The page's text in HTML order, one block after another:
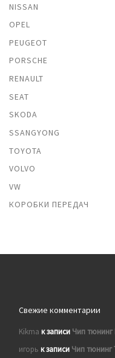
NISSAN
OPEL
PEUGEOT
PORSCHE
RENAULT
SEAT
SKODA
SSANGYONG
TOYOTA
VOLVO
VW
КОРОБКИ ПЕРЕДАЧ
Свежие комментарии
Kikma к записи Чип тюнинг
игорь к записи Чип тюнинг